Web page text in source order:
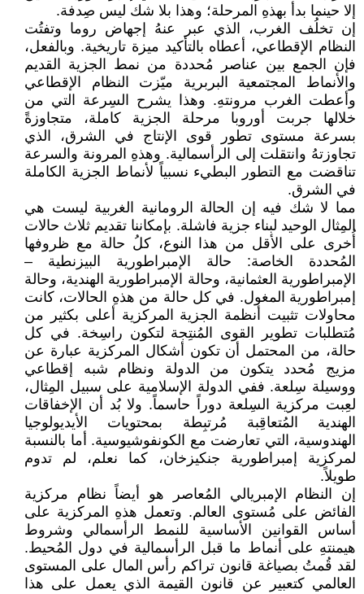
إلا حينما بدأ بهذهِ المرحلة؛ وهذا بلا شك ليس صِدفة.
إن تخلُف الغرب، الذي عبر عنهُ إجهاض روما وتفتُت
النظام الإقطاعي، أعطاه بالتأكيد ميزة تاريخية. وبالفعل،
فإن الجمع بين عناصر مُحددة من نمط الجزية القديم
والأنماط المجتمعية البربرية ميّزت النظام الإقطاعي
وأعطت الغرب مرونتهِ. وهذا يشرح السِرعة التي من
خلالها جربت أوروبا مرحلة الجزية كاملة، متجاوزةً
بسرعة مستوى تطور قوى الإنتاج في الشرق، الذي
تجاوزتهُ وانتقلت إلى الرأسمالية. وهذهِ المرونة والسرعة
تناقضت مع التطور البطيء نسبياً لأنماط الجزية الكاملة
في الشرق.
مما لا شك فيه إن الحالة الرومانية الغربية ليست هي
المِثال الوحيد لبناء جزية فاشلة. بإمكاننا تقديم ثلاث حالات
أُخرى على الأقل من هذا النوع، كلُ حالة مع ظروفها
المُحددة الخاصة: حالة الإمبراطورية البيزنطية –
الإمبراطورية العثمانية، وحالة الإمبراطورية الهندية، وحالة
إمبراطورية المغول. في كل حالة من هذهِ الحالات، كانت
محاولات تثبيت أنظمة الجزية المركزية أعلى بكثير من
مُتطلبات تطوير القوى المُنتِجة لتكون راسِخة. في كل
حالة، من المحتمل أن تكون أشكال المركزية عبارة عن
مزيج مُحدد يتكون من الدولة ونظام شبه إقطاعي
ووسيلة سِلعة. ففي الدولة الإسلامية على سبيل المِثال،
لعِبت مركزية السِلعة دوراً حاسماً. ولا بُد أن الإخفاقات
الهندية المُتعاقِبة مُرتبِطة بمحتويات الأيديولوجيا
الهندوسية، التي تعارضت مع الكونفوشيوسية. أما بالنسبة
لمركزية إمبراطورية جنكيزخان، كما نعلم، لم تدوم
طويلاً.
إن النظام الإمبريالي المُعاصر هو أيضاً نظام مركزية
الفائض على مُستوى العالم. وتعمل هذهِ المركزية على
أساس القوانين الأساسية للنمط الرأسمالي وشروط
هيمنتهِ على أنماط ما قبل الرأسمالية في دول المُحيط.
لقد قُمتُ بصياغة قانون تراكم رأس المال على المستوى
العالمي كتعبير عن قانون القيمة الذي يعمل على هذا